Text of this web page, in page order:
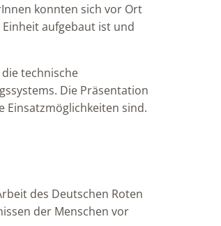
konnten sich vor Ort
aufgebaut ist und
technische
Die Präsentation
Einsatzmöglichkeiten sind.
des Deutschen Roten
der Menschen vor